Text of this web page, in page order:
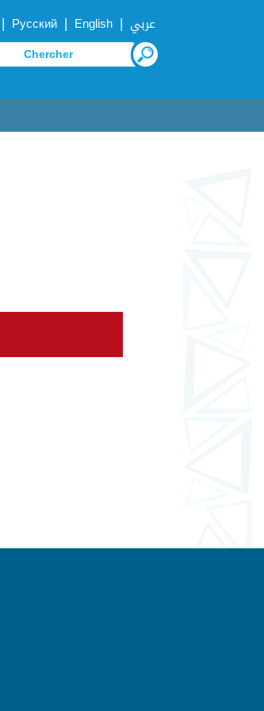
| Русский | English | عربي